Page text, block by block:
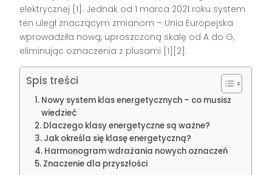
elektrycznej [1]. Jednak od 1 marca 2021 roku system
ten uległ znaczącym zmianom – Unia Europejska
wprowadziła nową, uproszczoną skalę od A do G,
eliminując oznaczenia z plusami [1][2].
Spis treści
Nowy system klas energetycznych – co musisz
wiedzieć
Dlaczego klasy energetyczne są ważne?
Jak określa się klasę energetyczną?
Harmonogram wdrażania nowych oznaczeń
Znaczenie dla przyszłości